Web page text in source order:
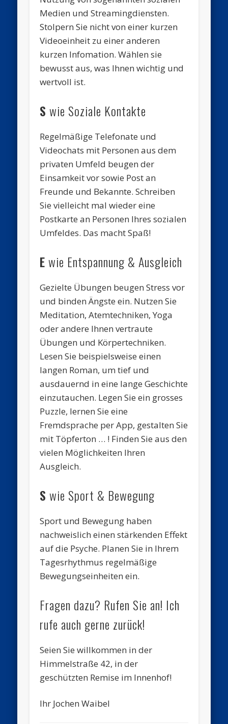
Medien und Streamingdiensten.
Stolpern Sie nicht von einer kurzen
Videoeinheit zu einer anderen
kurzen Infomation. Wählen sie
bewusst aus, was Ihnen wichtig und
wertvoll ist.
S wie Soziale Kontakte
Regelmäßige Telefonate und
Videochats mit Personen aus dem
privaten Umfeld beugen der
Einsamkeit vor sowie Post an
Freunde und Bekannte. Schreiben
Sie vielleicht mal wieder eine
Postkarte an Personen Ihres sozialen
Umfeldes. Das macht Spaß!
Ewie Entspannung & Ausgleich
Gezielte Übungen beugen Stress vor
und binden Ängste ein. Nutzen Sie
Meditation, Atemtechniken, Yoga
oder andere Ihnen vertraute
Übungen und Körpertechniken.
Lesen Sie beispielsweise einen
langen Roman, um tief und
ausdauernd in eine lange Geschichte
einzutauchen. Legen Sie ein grosses
Puzzle, lernen Sie eine
Fremdsprache per App, gestalten Sie
mit Töpferton … ! Finden Sie aus den
vielen Möglichkeiten Ihren
Ausgleich.
S wie Sport & Bewegung
Sport und Bewegung haben
nachweislich einen stärkenden Effekt
auf die Psyche. Planen Sie in Ihrem
Tagesrhythmus regelmäßige
Bewegungseinheiten ein.
Fragen dazu? Rufen Sie an! Ich
rufe auch gerne zurück!
Seien Sie willkommen in der
Himmelstraße 42, in der
geschützten Remise im Innenhof!
Ihr Jochen Waibel